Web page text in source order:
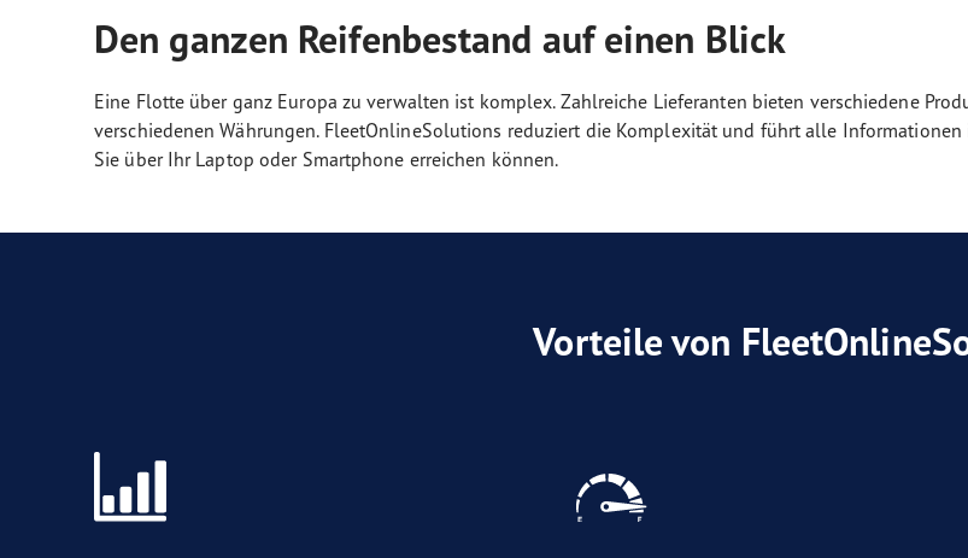
Den ganzen Reifenbestand auf einen Blick
Eine Flotte über ganz Europa zu verwalten ist komplex. Zahlreiche Lieferanten bieten verschiedene
verschiedenen Währungen. FleetOnlineSolutions reduziert die Komplexität und führt alle
Sie über Ihr Laptop oder Smartphone erreichen können.
Vorteile von